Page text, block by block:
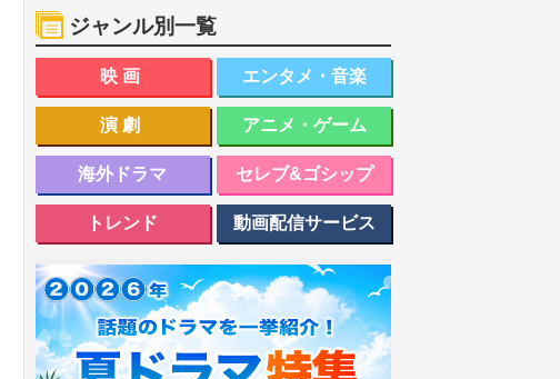
ジャンル別一覧
映画 エンタメ・音楽
演劇 アニメ・ゲーム
海外ドラマ セレブ&ゴシップ
トレンド 動画配信サービス